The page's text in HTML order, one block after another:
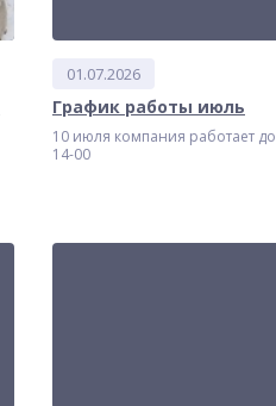
01.07.2026
График работы июль
10 июля компания работает до
14-00